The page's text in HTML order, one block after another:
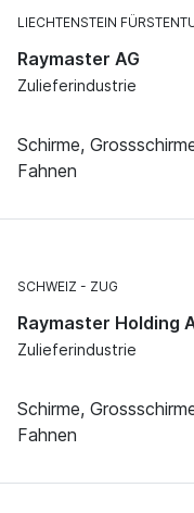
LIECHTENSTEIN
Raymaster AG
Zulieferindustrie
Schirme,
Fahnen
SCHWEIZ ZUG
Raymaster Holding
Zulieferindustrie
Schirme,
Fahnen